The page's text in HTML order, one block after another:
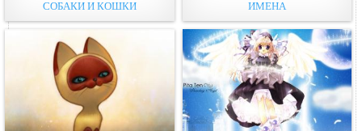
СОБАКИ И КОШКИ ИМЕНА